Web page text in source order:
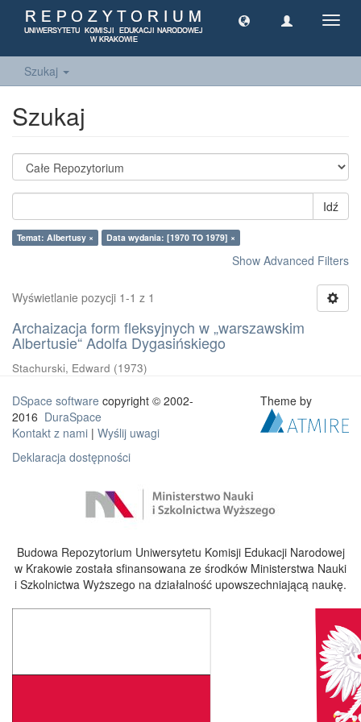
Szukaj
Szukaj
Idź
Temat: Albertusy × Data wydania: [1970 TO 1979] ×
Show Advanced Filters
Wyświetlanie pozycji 1-1 z 1
Archaizacja form fleksyjnych w „warszawskim
Albertusie“ Adolfa Dygasińskiego
Stachurski, Edward (1973)
DSpace software copyright © 2002-
2016 DuraSpace
Kontakt z nami | Wyślij uwagi
Deklaracja dostępności
Theme by
Budowa Repozytorium Uniwersytetu Komisji Edukacji Narodowej
w Krakowie została sfinansowana ze środków Ministerstwa Nauki
i Szkolnictwa Wyższego na działalność upowszechniającą naukę.